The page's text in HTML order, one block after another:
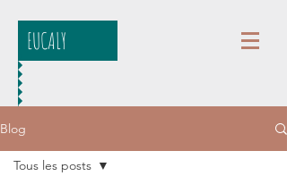
EUCALY
Blog
Tous les posts